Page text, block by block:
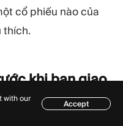
cổ phiếu nào của
thích.
khi bạn giao
with our
Accept